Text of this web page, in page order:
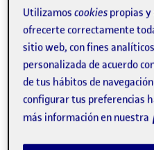
Utilizamoscookies propias
ofrecerte correctamente
sitio web, con fines
personalizada de acuerdo
de tus hábitos de
configurar tus preferencias
más información en nuestra